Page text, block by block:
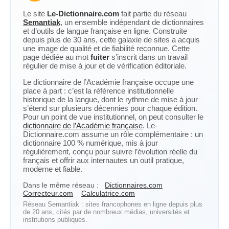
Le site Le-Dictionnaire.com fait partie du réseau
Semantiak, un ensemble indépendant de dictionnaires
et d’outils de langue française en ligne. Construite
depuis plus de 30 ans, cette galaxie de sites a acquis
une image de qualité et de fiabilité reconnue. Cette
page dédiée au mot fuiter s’inscrit dans un travail
régulier de mise à jour et de vérification éditoriale.
Le dictionnaire de l’Académie française occupe une
place à part : c’est la référence institutionnelle
historique de la langue, dont le rythme de mise à jour
s’étend sur plusieurs décennies pour chaque édition.
Pour un point de vue institutionnel, on peut consulter le
dictionnaire de l’Académie française. Le-
Dictionnaire.com assume un rôle complémentaire : un
dictionnaire 100 % numérique, mis à jour
régulièrement, conçu pour suivre l’évolution réelle du
français et offrir aux internautes un outil pratique,
moderne et fiable.
Dans le même réseau :
Dictionnaires.com
Correcteur.com
Calculatrice.com
Réseau Semantiak : sites francophones en ligne depuis plus
de 20 ans, cités par de nombreux médias, universités et
institutions publiques.